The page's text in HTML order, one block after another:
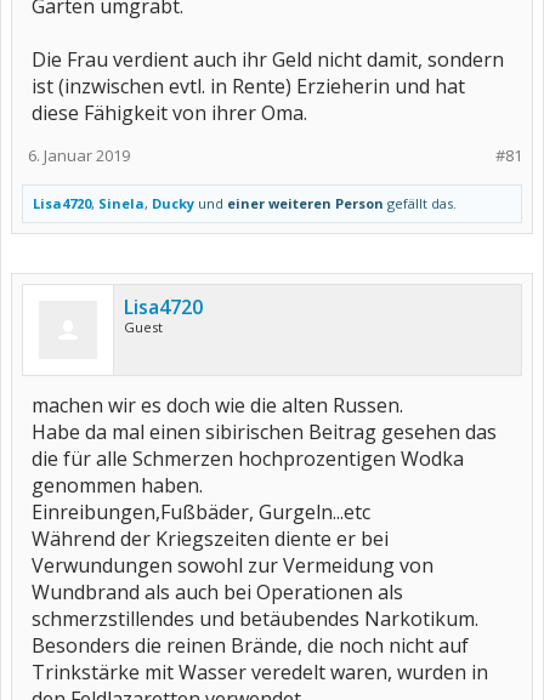
Garten umgräbt.
Die Frau verdient auch ihr Geld nicht damit, sondern
ist (inzwischen evtl. in Rente) Erzieherin und hat
diese Fähigkeit von ihrer Oma.
#81
6. Januar 2019
Lisa4720, Sinela, Ducky und einer weiteren Person gefällt das.
Lisa4720
Guest
machen wir es doch wie die alten Russen.
Habe da mal einen sibirischen Beitrag gesehen das
die für alle Schmerzen hochprozentigen Wodka
genommen haben.
Einreibungen,Fußbäder, Gurgeln...etc
Während der Kriegszeiten diente er bei
Verwundungen sowohl zur Vermeidung von
Wundbrand als auch bei Operationen als
schmerzstillendes und betäubendes Narkotikum.
Besonders die reinen Brände, die noch nicht auf
Trinkstärke mit Wasser veredelt waren, wurden in